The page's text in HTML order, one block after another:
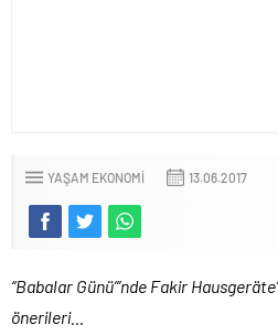
YAŞAM EKONOMI 13.06.2017
“Babalar Günü”’nde Fakir
önerileri…